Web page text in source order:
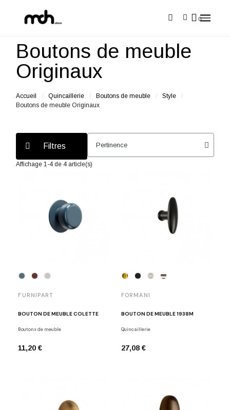
Boutons de meuble
Originaux
Accueil Quincaillerie Boutons de meuble
Style
Boutons de meuble Originaux
Filtres
Affichage 1-4 de 4 article(s)
FURNIPART
BOUTON DE MEUBLE COLETTE
Boutons de meuble
11,20 €
FORMANI
BOUTON DE MEUBLE 1938M
Quincaillerie
27,08 €